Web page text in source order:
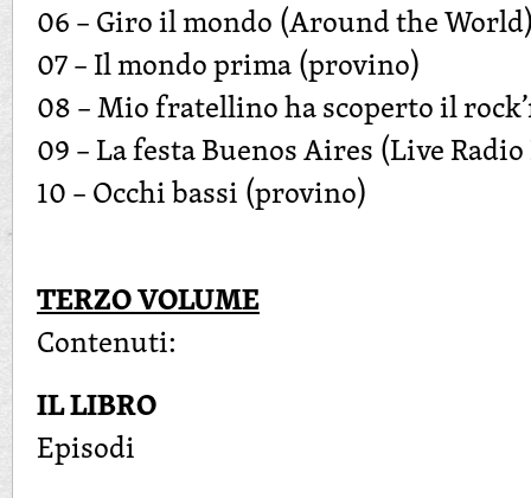
06 – Giro il mondo (Around the
07 – Il mondo prima (provino)
08 – Mio fratellino ha scoperto il
09 – La festa Buenos Aires (Live
10 – Occhi bassi (provino)
TERZO VOLUME
Contenuti:
IL LIBRO
Episodi